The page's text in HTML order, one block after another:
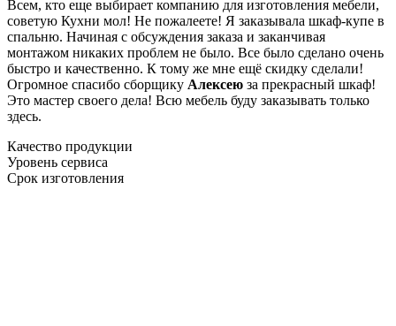
Всем, кто еще выбирает компанию для изготовления мебели,
советую Кухни мол! Не пожалеете! Я заказывала шкаф-купе в
спальню. Начиная с обсуждения заказа и заканчивая
монтажом никаких проблем не было. Все было сделано очень
быстро и качественно. К тому же мне ещё скидку сделали!
Огромное спасибо сборщику Алексею за прекрасный шкаф!
Это мастер своего дела! Всю мебель буду заказывать только
здесь.
Качество продукции
Уровень сервиса
Срок изготовления